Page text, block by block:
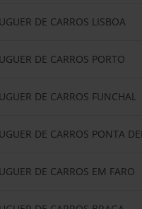
DE CARROS LISBOA
DE CARROS PORTO
DE CARROS FUNCHAL
DE CARROS PONTA
DE CARROS EM FARO